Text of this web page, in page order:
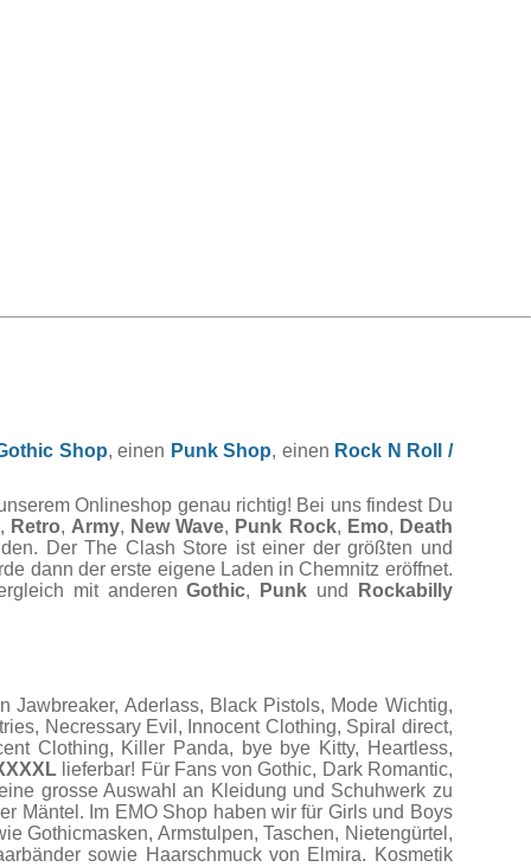
Shop, einen Punk Shop, einen Rock N Roll /
Onlineshop genau richtig! Bei uns findest Du
, Retro, Army, New Wave, Punk Rock, Emo, Death
Der The Clash Store ist einer der größten und
dann der erste eigene Laden in Chemnitz eröffnet.
mit anderenGothic, Punk und Rockabilly
Aderlass, Black Pistols, Mode Wichtig,
Necressary Evil, Innocent Clothing, Spiral direct,
Clothing, Killer Panda, bye bye Kitty, Heartless,
lieferbar! Für Fans von Gothic, Dark Romantic,
grosse Auswahl an Kleidung und Schuhwerk zu
Mäntel. Im EMO Shop haben wir für Girls und Boys
Gothicmasken, Armstulpen, Taschen, Nietengürtel,
sowie Haarschmuck von Elmira. Kosmetik